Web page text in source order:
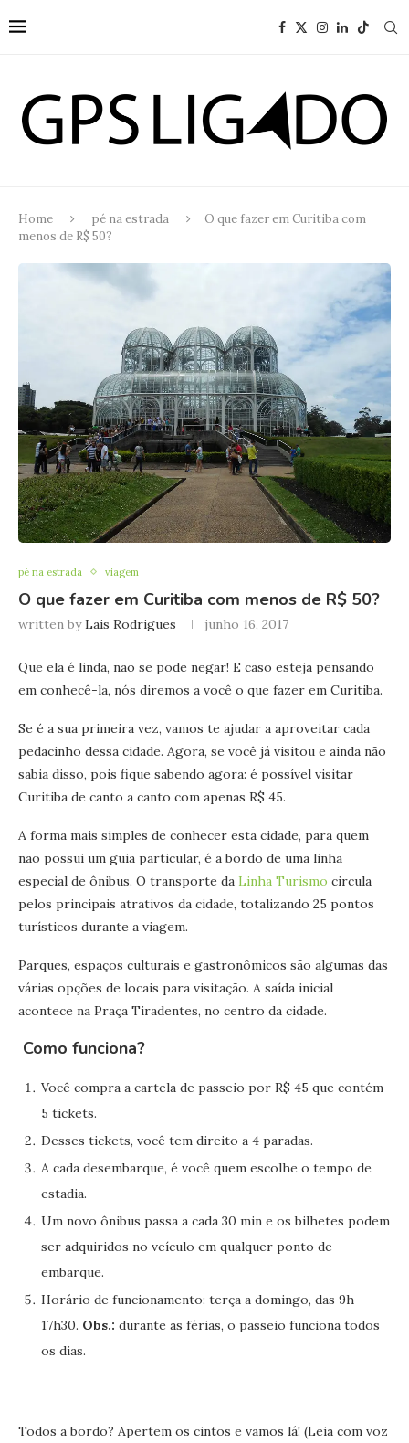
Home pé na estrada
O que fazer em Curitiba com
menos de R$ 50?
pé na estrada viagem
O que fazer em Curitiba com menos de R$ 50?
written byLais Rodrigues junho 16, 2017
Que ela é linda, não se pode negar! E caso esteja pensando
em conhecê-la, nós diremos a você o que fazer em Curitiba.
Se é a sua primeira vez, vamos te ajudar a aproveitar cada
pedacinho dessa cidade. Agora, se você já visitou e ainda não
sabia disso, pois fique sabendo agora: é possível visitar
Curitiba de canto a canto com apenas R$ 45.
A forma mais simples de conhecer esta cidade, para quem
não possui um guia particular, é a bordo de uma linha
especial de ônibus. O transporte da Linha Turismo circula
pelos principais atrativos da cidade, totalizando 25 pontos
turísticos durante a viagem.
Parques, espaços culturais e gastronômicos são algumas das
várias opções de locais para visitação. A saída inicial
acontece na Praça Tiradentes, no centro da cidade.
Como funciona?
Você compra a cartela de passeio por R$ 45 que contém
5 tickets.
Desses tickets, você tem direito a 4 paradas.
A cada desembarque, é você quem escolhe o tempo de
estadia.
Um novo ônibus passa a cada 30 min e os bilhetes podem
ser adquiridos no veículo em qualquer ponto de
embarque.
Horário de funcionamento: terça a domingo, das 9h –
17h30. Obs.: durante as férias, o passeio funciona todos
os dias.
Todos a bordo? Apertem os cintos e vamos lá! (Leia com voz